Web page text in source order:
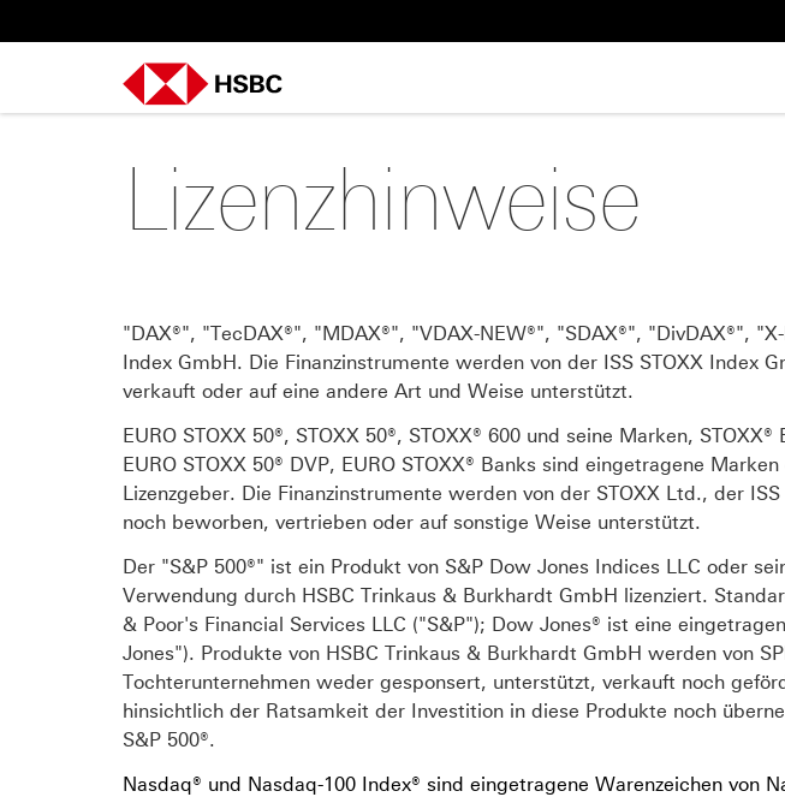
Deutschland, Österreich
oder Frankreich
Lizenzhinweise
"DAX®", "TecDAX®", "MDAX®", "VDAX-NEW®", "SDAX®", "DivDAX®",
Index GmbH. Die Finanzinstrumente werden von der ISS STOXX Index
verkauft oder auf eine andere Art und Weise unterstützt.
EURO STOXX 50®, STOXX 50®, STOXX® 600 und seine Marken,
EURO STOXX 50® DVP, EURO STOXX® Banks sind eingetragene
Lizenzgeber. Die Finanzinstrumente werden von der STOXX Ltd., der
noch beworben, vertrieben oder auf sonstige Weise unterstützt.
Der "S&P 500®" ist ein Produkt von S&P Dow Jones Indices LLC oder
Verwendung durch HSBC Trinkaus & Burkhardt GmbH lizenziert.
& Poor's Financial Services LLC ("S&P"); Dow Jones® ist eine
Jones"). Produkte von HSBC Trinkaus & Burkhardt GmbH werden von
Tochterunternehmen weder gesponsert, unterstützt, verkauft noch
hinsichtlich der Ratsamkeit der Investition in diese Produkte noch
S&P 500®.
Nasdaq® und Nasdaq-100 Index® sind eingetragene Warenzeichen von